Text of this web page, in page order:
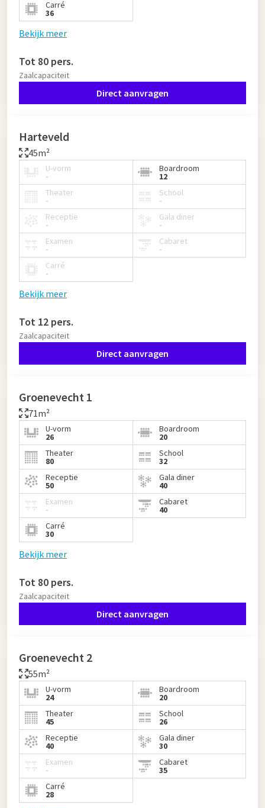
Carré
36
Bekijk meer
Tot 80 pers.
Zaalcapaciteit
Direct aanvragen
Harteveld
45m²
U-vorm
-
Boardroom
12
Theater
-
School
-
Receptie
-
Gala diner
-
Examen
-
Cabaret
-
Carré
-
Bekijk meer
Tot 12 pers.
Zaalcapaciteit
Direct aanvragen
Groenevecht 1
71m²
U-vorm
26
Boardroom
20
Theater
80
School
32
Receptie
50
Gala diner
40
Examen
-
Cabaret
40
Carré
30
Bekijk meer
Tot 80 pers.
Zaalcapaciteit
Direct aanvragen
Groenevecht 2
55m²
U-vorm
24
Boardroom
20
Theater
45
School
26
Receptie
40
Gala diner
30
Examen
-
Cabaret
35
Carré
28